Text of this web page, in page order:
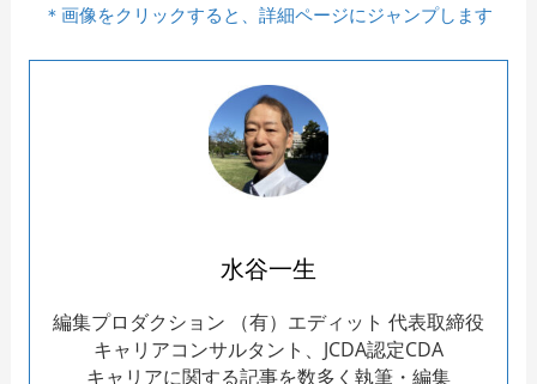
＊画像をクリックすると、詳細ページにジャンプします
水谷一生
編集プロダクション （有）エディット 代表取締役
キャリアコンサルタント、JCDA認定CDA
キャリアに関する記事を数多く執筆・編集